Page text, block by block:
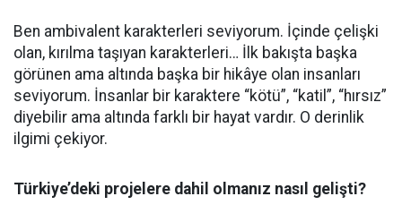
Ben ambivalent karakterleri seviyorum. İçinde çelişki
olan, kırılma taşıyan karakterleri… İlk bakışta başka
görünen ama altında başka bir hikâye olan insanları
seviyorum. İnsanlar bir karaktere “kötü”, “katil”, “hırsız”
diyebilir ama altında farklı bir hayat vardır. O derinlik
ilgimi çekiyor.
Türkiye’deki projelere dahil olmanız nasıl gelişti?